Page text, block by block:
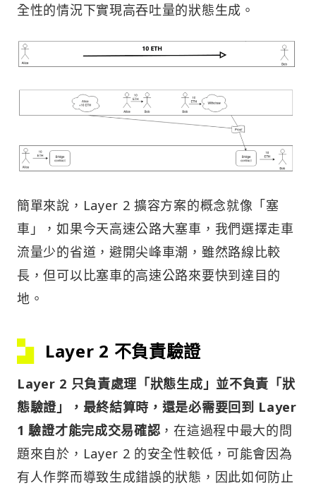
全性的情況下實現高吞吐量的狀態生成。
簡單來說，Layer 2 擴容方案的概念就像「塞
車」，如果今天高速公路大塞車，我們選擇走車
流量少的省道，避開尖峰車潮，雖然路線比較
長，但可以比塞車的高速公路來要快到達目的
地。
Layer 2 不負責驗證
Layer 2 只負責處理「狀態生成」並不負責「狀
態驗證」，最終結算時，還是必需要回到 Layer
1 驗證才能完成交易確認 ，在這過程中最大的問
題來自於，Layer 2 的安全性較低，可能會因為
有人作弊而導致生成錯誤的狀態，因此如何防止